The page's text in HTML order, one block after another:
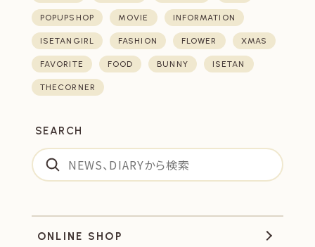
POPUPSHOP MOVIE INFORMATION
ISETANGIRL FASHION FLOWER XMAS
FAVORITE FOOD BUNNY ISETAN
THECORNER
SEARCH
ONLINE SHOP